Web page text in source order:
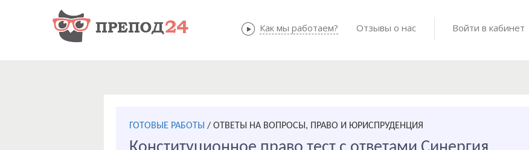
Как мы работаем? Готовые работы
Как мы работаем? Отзывы о нас Войти в кабинет
ГОТОВЫЕ РАБОТЫ / ОТВЕТЫ НА ВОПРОСЫ, ПРАВО И ЮРИСПРУДЕНЦИЯ